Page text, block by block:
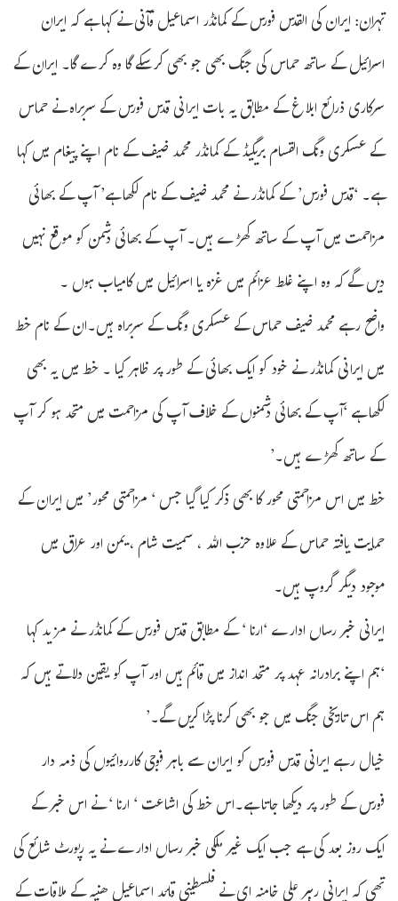
تہران: ایران کی القدس فورس کے کمانڈر اسماعیل قآنی نے کہا ہے کہ ایران
اسرائیل کے ساتھ حماس کی جنگ بھی جو بھی کرسکے گا وہ کرے گا۔ ایران کے
سرکاری ذرائع ابلاغ کے مطابق یہ بات ایرانی قدس فورس کے سربراہ نے حماس
کے عسکری ونگ القسام بریگیڈ کے کمانڈر محمد ضیف کے نام اپنے پیغام میں کہا
ہے۔ ‘قدس فورس’ کے کمانڈر نے محمد ضیف کے نام لکھا ہے’ آپ کے بھائی
مزاحمت میں آپ کے ساتھ کھڑے ہیں۔ آپ کے بھائی دشمن کو موقع نہیں
دیں گے کہ وہ اپنے غلط عزائم میں غزہ یا اسرائیل میں کامیاب ہوں ۔
واضح رہے محمد ضیف حماس کے عسکری ونگ کے سربراہ ہیں۔ان کے نام خط
میں ایرانی کمانڈر نے خود کو ایک بھائی کے طور پر ظاہر کیا ۔ خط میں یہ بھی
لکھا ہے ‘آپ کے بھائی دشمنوں کے خلاف آپ کی مزاحمت میں متحد ہو کر آپ
کے ساتھ کھڑے ہیں۔’
خط میں اس مزاحمتی محور کا بھی ذکر کیا گیا جس ‘ مزاحمتی محور’ میں ایران کے
حمایت یافتہ حماس کے علاوہ حزب اللہ ، سمیت شام ، یمن اور عراق میں
موجود دیگر گروپ ہیں۔
ایرانی خبر رساں ادارے ‘ارنا ‘ کے مطابق قدس فورس کے کمانڈر نے مزید کہا
‘ہم اپنے برادرانہ عہد پر متحد انداز میں قائم ہیں اور آپ کو یقین دلاتے ہیں کہ
ہم اس تاریخی جنگ میں جو بھی کرنا پڑا کریں گے۔’
خیال رہے ایرانی قدس فورس کو ایران سے باہر فوجی کارروائیوں کی ذمہ دار
فورس کے طور پر دیکھا جاتا ہے۔اس خط کی اشاعت ‘ ارنا ‘ نے اس خبر کے
ایک روز بعد کی ہے جب ایک غیر ملکی خبر رساں ادارے نے یہ رپورٹ شائع کی